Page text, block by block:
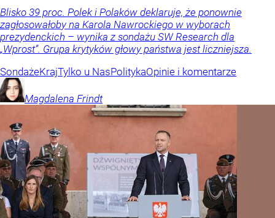
Blisko 39 proc. Polek i Polaków deklaruje, że ponownie
zagłosowałoby na Karola Nawrockiego w wyborach
prezydenckich – wynika z sondażu SW Research dla
„Wprost”. Grupa krytyków głowy państwa jest liczniejsza.
SondażeKrajTylko u NasPolitykaOpinie i komentarze
Magdalena Frindt